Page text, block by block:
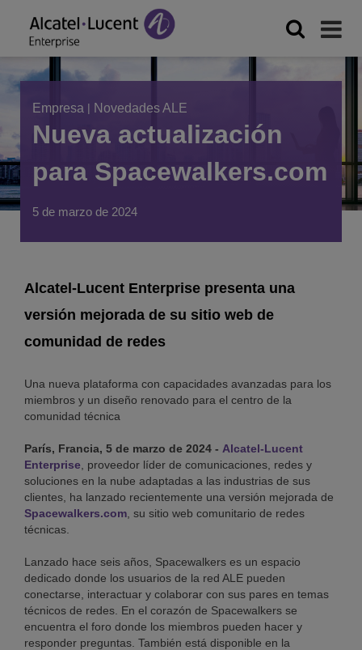
Empresa | Novedades ALE
Nueva actualización
para Spacewalkers.com
5 de marzo de 2024
Alcatel-Lucent Enterprise presenta una
versión mejorada de su sitio web de
comunidad de redes
Una nueva plataforma con capacidades avanzadas para los
miembros y un diseño renovado para el centro de la
comunidad técnica
París, Francia, 5 de marzo de 2024 - Alcatel-Lucent
Enterprise , proveedor líder de comunicaciones, redes y
soluciones en la nube adaptadas a las industrias de sus
clientes, ha lanzado recientemente una versión mejorada de
Spacewalkers.com , su sitio web comunitario de redes
técnicas.
Lanzado hace seis años, Spacewalkers es un espacio
dedicado donde los usuarios de la red ALE pueden
conectarse, interactuar y colaborar con sus pares en temas
técnicos de redes. En el corazón de Spacewalkers se
encuentra el foro donde los miembros pueden hacer y
responder preguntas. También está disponible en la